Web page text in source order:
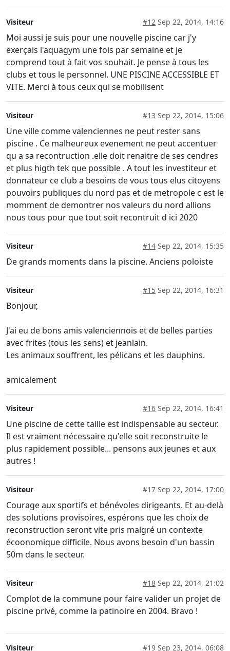
Visiteur #12 Sep 22, 2014, 14:16
Moi aussi je suis pour une nouvelle piscine car j'y
exerçais l'aquagym une fois par semaine et je
comprend tout à fait vos souhait. Je pense à tous les
clubs et tous le personnel. UNE PISCINE ACCESSIBLE ET
VITE. Merci à tous ceux qui se mobilisent
Visiteur #13 Sep 22, 2014, 15:06
Une ville comme valenciennes ne peut rester sans
piscine . Ce malheureux evenement ne peut accentuer
qu a sa recontruction .elle doit renaitre de ses cendres
et plus higth tek que possible . A tout les investiteur et
donnateur ce club a besoins de vous tous elus citoyens
pouvoirs publiques du nord pas et de metropole c est le
momment de demontrer nos valeurs du nord allions
nous tous pour que tout soit recontruit d ici 2020
Visiteur #14 Sep 22, 2014, 15:35
De grands moments dans la piscine. Anciens poloiste
Visiteur #15 Sep 22, 2014, 16:31
Bonjour,
J'ai eu de bons amis valenciennois et de belles parties
avec frites (tous les sens) et jeanlain.
Les animaux souffrent, les pélicans et les dauphins.
amicalement
Visiteur #16 Sep 22, 2014, 16:41
Une piscine de cette taille est indispensable au secteur.
Il est vraiment nécessaire qu'elle soit reconstruite le
plus rapidement possible... pensons aux jeunes et aux
autres !
Visiteur #17 Sep 22, 2014, 17:00
Courage aux sportifs et bénévoles dirigeants. Et au-delà
des solutions provisoires, espérons que les choix de
reconstruction seront vite pris malgré un contexte
écoonomique difficile. Nous avons besoin d'un bassin
50m dans le secteur.
Visiteur #18 Sep 22, 2014, 21:02
Complot de la commune pour faire valider un projet de
piscine privé, comme la patinoire en 2004. Bravo !
Visiteur #19 Sep 23, 2014, 06:08